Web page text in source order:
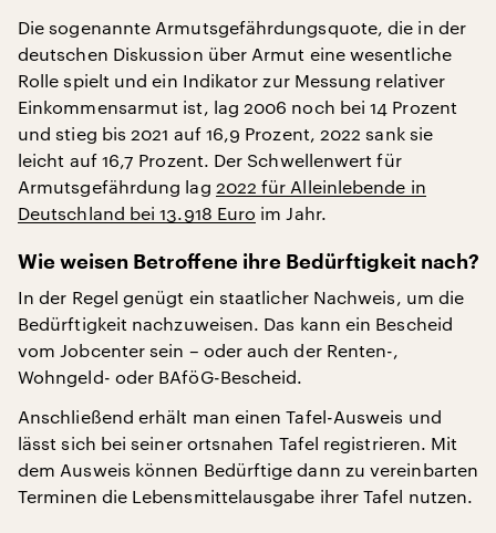
Die sogenannte Armutsgefährdungsquote, die in der
deutschen Diskussion über Armut eine wesentliche
Rolle spielt und ein Indikator zur Messung relativer
Einkommensarmut ist, lag 2006 noch bei 14 Prozent
und stieg bis 2021 auf 16,9 Prozent, 2022 sank sie
leicht auf 16,7 Prozent. Der Schwellenwert für
Armutsgefährdung lag 2022 für Alleinlebende in
Deutschland bei 13.918 Euro im Jahr.
Wie weisen Betroffene ihre Bedürftigkeit nach?
In der Regel genügt ein staatlicher Nachweis, um die
Bedürftigkeit nachzuweisen. Das kann ein Bescheid
vom Jobcenter sein – oder auch der Renten-,
Wohngeld- oder BAföG-Bescheid.
Anschließend erhält man einen Tafel-Ausweis und
lässt sich bei seiner ortsnahen Tafel registrieren. Mit
dem Ausweis können Bedürftige dann zu vereinbarten
Terminen die Lebensmittelausgabe ihrer Tafel nutzen.